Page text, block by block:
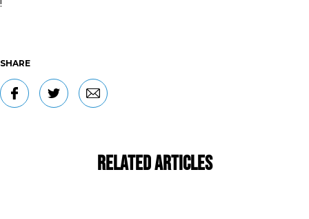
!
SHARE
Related Articles